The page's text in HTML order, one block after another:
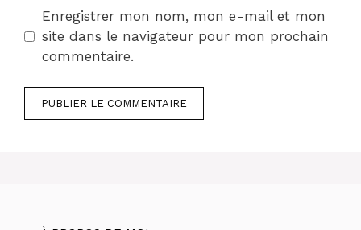
Enregistrer mon nom, mon e-mail et mon
site dans le navigateur pour mon prochain
commentaire.